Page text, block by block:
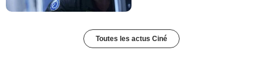
Toutes les actus Ciné